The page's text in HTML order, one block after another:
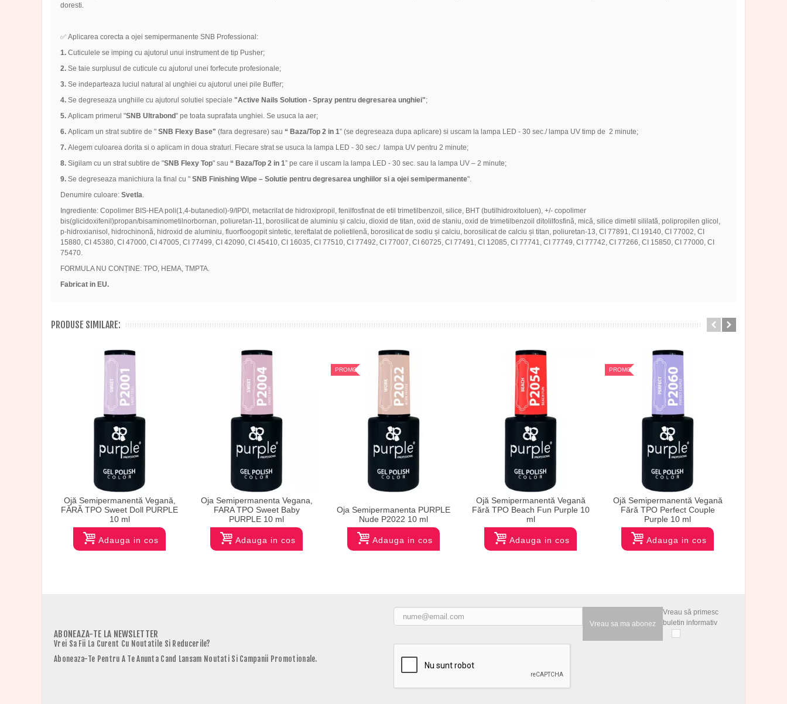
doresti.
✅ Aplicarea corecta a ojei semipermanente SNB Professional:
1.Cuticulele se imping cu ajutorul unui instrument de tip Pusher;
2.Se taie surplusul de cuticule cu ajutorul unei forfecute profesionale;
3.Se indeparteaza luciul natural al unghiei cu ajutorul unei pile Buffer;
4.Se degreseaza unghiile cu ajutorul solutiei speciale "Active Nails Solution - Spray pentru degresarea unghiei";
5.Aplicam primerul "SNB Ultrabond" pe toata suprafata unghiei. Se usuca la aer;
6.Aplicam un strat subtire de "SNB Flexy Base" (fara degresare) sau “ Baza/Top 2 in 1” (se degreseaza dupa aplicare) si uscam la lampa LED - 30 sec./ lampa UV timp de 2 minute;
7.Alegem culoarea dorita si o aplicam in doua straturi. Fiecare strat se usuca la lampa LED - 30 sec./ lampa UV pentru 2 minute;
8.Sigilam cu un strat subtire de "SNB Flexy Top" sau “ Baza/Top 2 in 1” pe care il uscam la lampa LED - 30 sec. sau la lampa UV – 2 minute;
9.Se degreseaza manichiura la final cu " SNB Finishing Wipe – Solutie pentru degresarea unghiilor si a ojei semipermanente".
Denumire culoare: Svetla.
Ingrediente: Copolimer BIS-HEA poli(1,4-butanediol)-9/IPDI, metacrilat de hidroxipropil, fenilfosfinat de etil trimetilbenzoil, silice, BHT (butilhidroxitoluen), +/- copolimer
bis(glicidoxifenil)propan/bisaminometilnorbornan, poliuretan-11, borosilicat de aluminiu și calciu, dioxid de titan, oxid de staniu, oxid de trimetilbenzoil ditolilfosfină, mică, silice dimetil sililată, polipropilen glicol,
p-hidroxianisol, hidrochinonă, hidroxid de aluminiu, fluorfloogopit sintetic, tereftalat de polietilenă, borosilicat de sodiu și calciu, borosilicat de calciu și titan, poliuretan-13, CI 77891, CI 19140, CI 77002, CI
15880, CI 45380, CI 47000, CI 47005, CI 77499, CI 42090, CI 45410, CI 16035, CI 77510, CI 77492, CI 77007, CI 60725, CI 77491, CI 12085, CI 77741, CI 77749, CI 77742, CI 77266, CI 15850, CI 77000, CI
75470.
FORMULA NU CONȚINE: TPO, HEMA, TMPTA.
Fabricat in EU.
PRODUSE SIMILARE:
Ojă Semipermanentă Vegană,
FĂRĂ TPO Sweet Doll PURPLE
10 ml
Adauga in cos
Oja Semipermanenta Vegana,
FARA TPO Sweet Baby
PURPLE 10 ml
Adauga in cos
PROMOTIE
Oja Semipermanenta PURPLE
Nude P2022 10 ml
Adauga in cos
Ojă Semipermanentă Vegană
Fără TPO Beach Fun Purple 10
ml
Adauga in cos
PROMOTIE
Ojă Semipermanentă Vegană
Fără TPO Perfect Couple
Purple 10 ml
Adauga in cos
ABONEAZA-TE LA NEWSLETTER
Vrei Sa Fii La Curent Cu Noutatile Si Reducerile?
Aboneaza-Te Pentru A Te Anunta Cand Lansam Noutati Si Campanii Promotionale.
Vreau sa ma abonez
Vreau să primesc
buletin informativ